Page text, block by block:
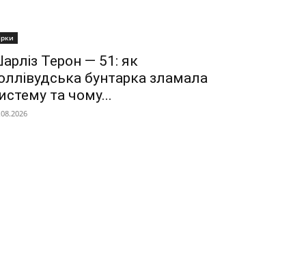
Терон — 51: як
бунтарка зламала
та чому...